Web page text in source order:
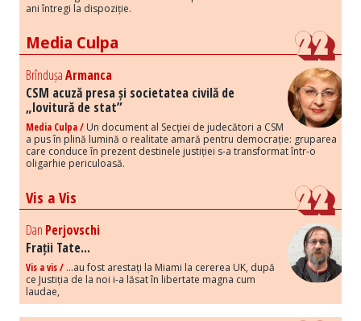
ani întregi la dispoziție.
Media Culpa
BrîndușaArmanca
CSM acuză presa și societatea civilă de
„lovitură de stat”
Media Culpa / Un document al Secției de judecători a CSM
a pus în plină lumină o realitate amară pentru democrație: gruparea
care conduce în prezent destinele justiției s-a transformat într-o
oligarhie periculoasă.
Vis a Vis
Dan Perjovschi
Frații Tate...
Vis a vis / ...au fost arestați la Miami la cererea UK, după
ce Justiția de la noi i-a lăsat în libertate magna cum
laudae,